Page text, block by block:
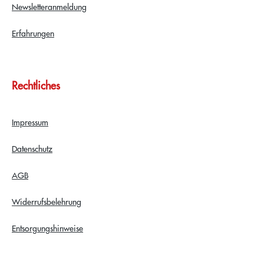
Newsletteranmeldung
Erfahrungen
Rechtliches
Impressum
Datenschutz
AGB
Widerrufsbelehrung
Entsorgungshinweise